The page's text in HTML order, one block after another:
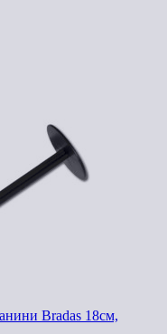
Bradas 18см,